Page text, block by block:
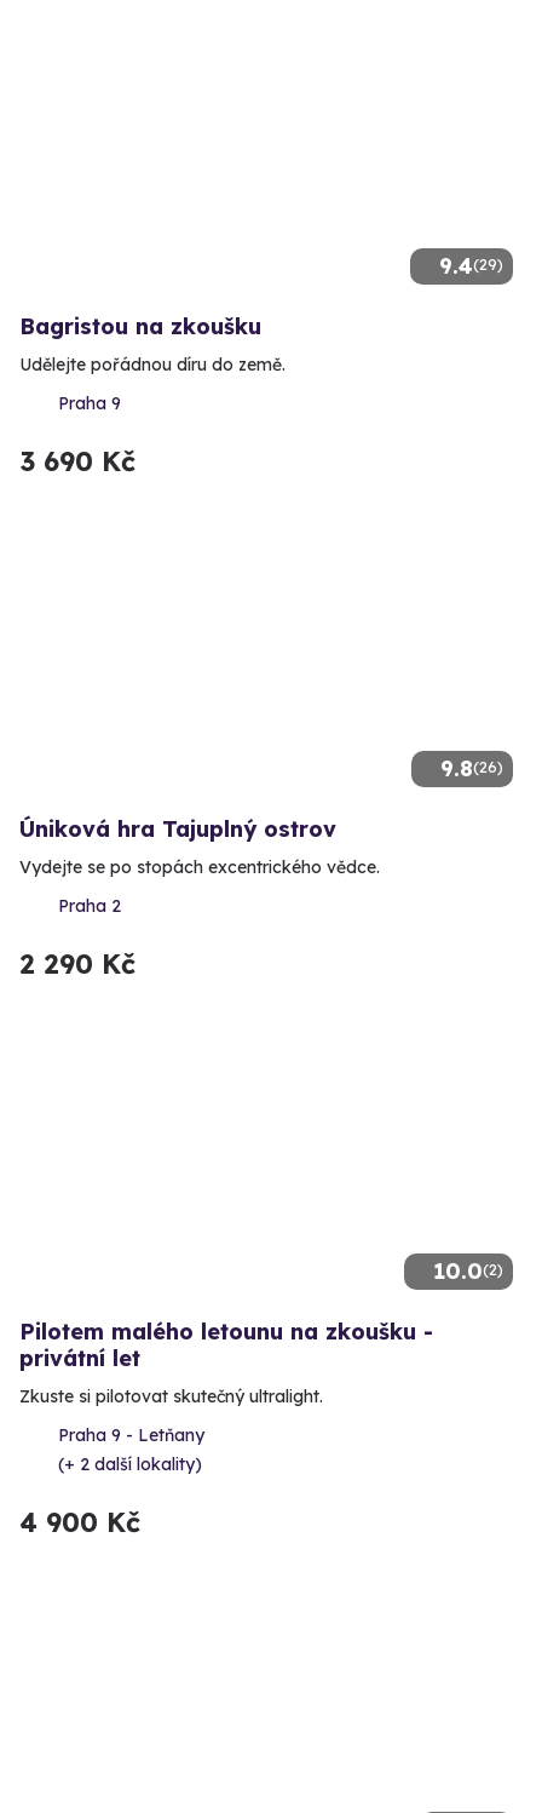
9.4(29)
Bagristou na zkoušku
Udělejte pořádnou díru do země.
Praha 9
3 690 Kč
9.8(26)
Úniková hra Tajuplný ostrov
Vydejte se po stopách excentrického vědce.
Praha 2
2 290 Kč
10.0(2)
Pilotem malého letounu na zkoušku -
privátní let
Zkuste si pilotovat skutečný ultralight.
Praha 9 - Letňany
(+ 2 další lokality)
4 900 Kč